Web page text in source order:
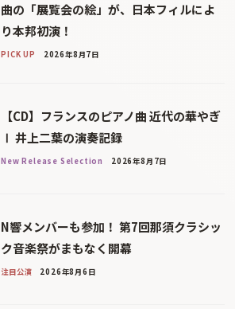
曲の「展覧会の絵」が、日本フィルによ
り本邦初演！
PICK UP 2026年8月7日
【CD】フランスのピアノ曲 近代の華やぎ
Ⅰ 井上二葉の演奏記録
New Release Selection 2026年8月7日
N響メンバーも参加！ 第7回那須クラシッ
ク音楽祭がまもなく開幕
注目公演 2026年8月6日